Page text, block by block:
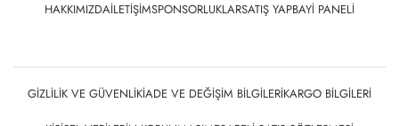
HAKKIMIZDAİLETIŞIMSPONSORLUKLARSATIŞ YAPBAYI PANELI
GIZLILIK VE GÜVENLIKİADE VE DEĞIŞIM BILGILERIKARGO BILGILERI